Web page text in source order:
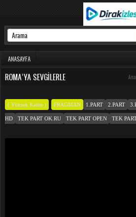
ANASAYFA
ROMA’YA SEVGILERLE
( Yüksek Kalite ) FRAGMAN 1.PART 2.PART
HD TEK PART OK.RU TEK PART OPEN TEK